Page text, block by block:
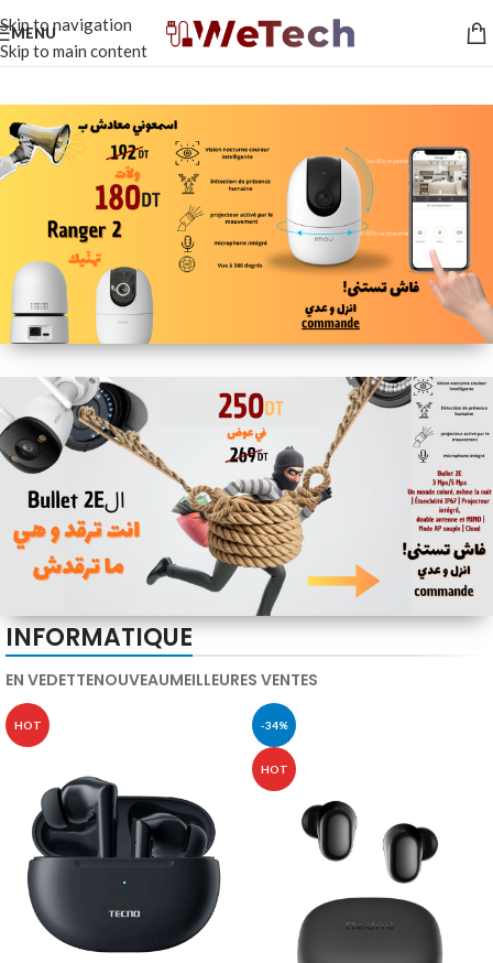
Skip to navigation
Skip to main content
MENU
INFORMATIQUE
EN VEDETTENOUVEAUMEILLEURES VENTES
HOT -34%
HOT